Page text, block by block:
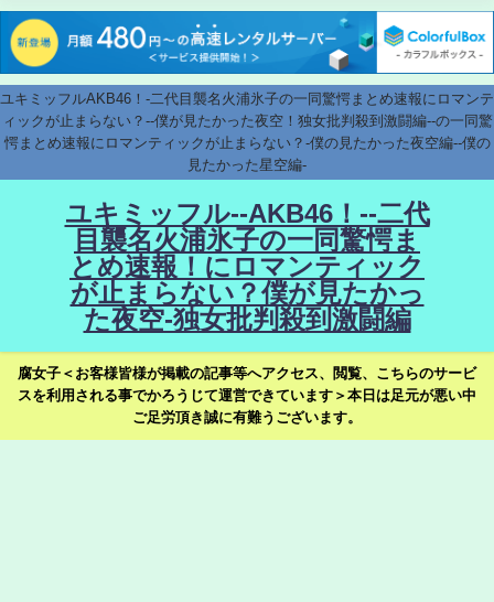
ユキミッフルAKB46！-二代目襲名火浦氷子の一同驚愕まとめ速報にロマンテ
ィックが止まらない？--僕が見たかった夜空！独女批判殺到激闘編--の一同驚
愕まとめ速報にロマンティックが止まらない？-僕の見たかった夜空編--僕の
見たかった星空編-
ユキミッフル--AKB46！--二代
目襲名火浦氷子の一同驚愕ま
とめ速報！にロマンティック
が止まらない？僕が見たかっ
た夜空-独女批判殺到激闘編
腐女子＜お客様皆様が掲載の記事等へアクセス、閲覧、こちらのサービ
スを利用される事でかろうじて運営できています＞本日は足元が悪い中
ご足労頂き誠に有難うございます。